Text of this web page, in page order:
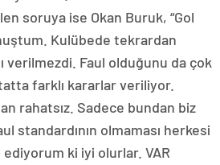
soruya ise Okan Buruk, “Gol
Kulübede tekrardan
verilmezdi. Faul olduğunu da çok
farklı kararlar veriliyor.
rahatsız. Sadece bundan biz
standardının olmaması herkesi
ki iyi olurlar. VAR